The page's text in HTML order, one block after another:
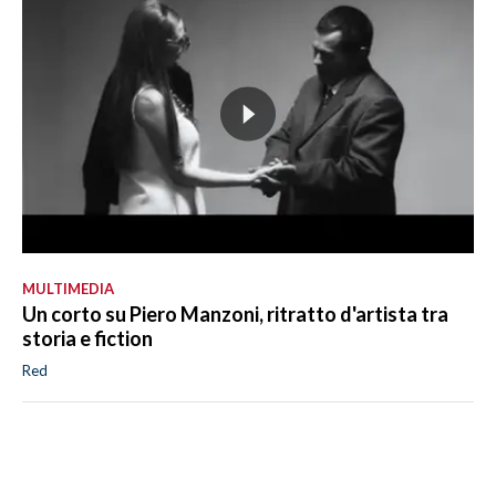
MULTIMEDIA
Un corto su Piero Manzoni, ritratto d'artista tra
storia e fiction
Red